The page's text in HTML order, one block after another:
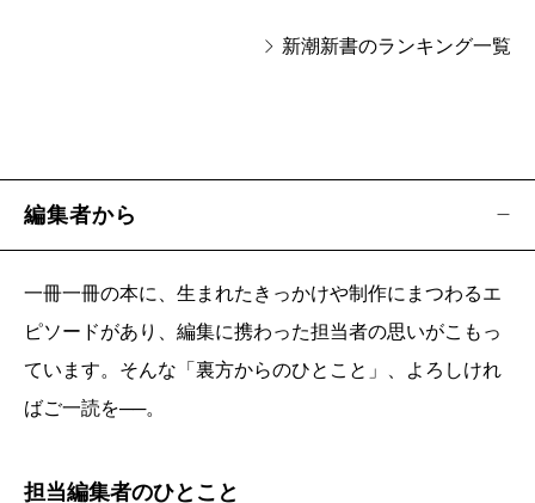
新潮新書のランキング一覧
編集者から
一冊一冊の本に、生まれたきっかけや制作にまつわるエ
ピソードがあり、編集に携わった担当者の思いがこもっ
ています。そんな「裏方からのひとこと」、よろしけれ
ばご一読を──。
担当編集者のひとこと